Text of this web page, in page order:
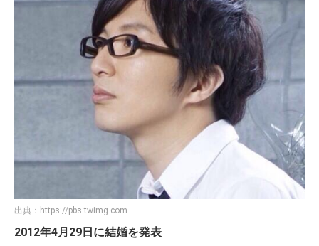
出典： https://pbs.twimg.com
2012年4月29日に結婚を発表